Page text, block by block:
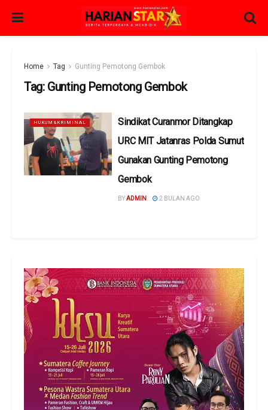
Home Tag Gunting Pemotong Gembok
Tag: Gunting Pemotong Gembok
HUKUM&KRIMINAL
Sindikat Curanmor Ditangkap
URC MIT Jatanras Polda Sumut
Gunakan Gunting Pemotong
Gembok
BYADMIN 2 BULAN AGO